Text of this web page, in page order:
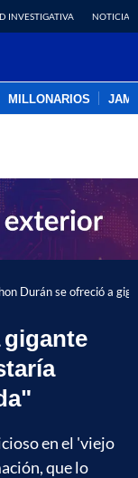
INVESTIGATIVA NOTICIAS
MILLONARIOS
Durán se ofreció a
gigante
en el 'viejo
que lo